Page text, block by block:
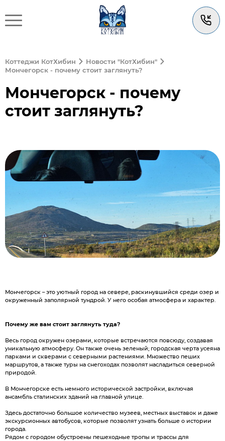
Коттеджи КотХибин
Новости "КотХибин"
Мончегорск - почему стоит заглянуть?
Мончегорск - почему
стоит заглянуть?
Мончегорск – это уютный город на севере, раскинувшийся среди озер и
окруженный заполярной тундрой. У него особая атмосфера и характер.
Почему же вам стоит заглянуть туда?
Весь город окружен озерами, которые встречаются повсюду, создавая
уникальную атмосферу. Он также очень зеленый; городская черта усеяна
парками и скверами с северными растениями. Множество пеших
маршрутов, а также туры на снегоходах позволят насладиться северной
природой.
В Мончегорске есть немного исторической застройки, включая
ансамбль сталинских зданий на главной улице.
Здесь достаточно большое количество музеев, местных выставок и даже
экскурсионных автобусов, которые позволят узнать больше о истории
города.
Рядом с городом обустроены пешеходные тропы и трассы для